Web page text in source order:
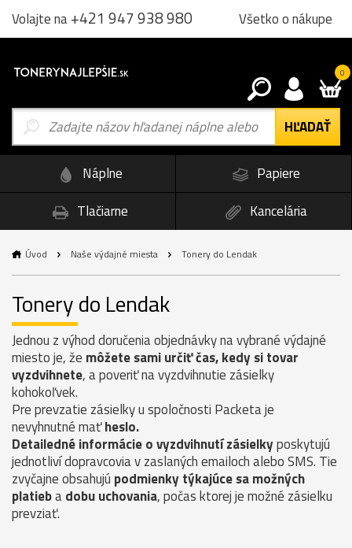
Volajte na+421 947 938 980 Všetko o nákupe
0
Náplne
Papiere
Tlačiarne
Kancelária
Úvod Naše výdajné miesta Tonery do Lendak
Tonery do Lendak
Jednou z výhod doručenia objednávky na vybrané výdajné
miesto je, že môžete sami určiť čas, kedy si tovar
vyzdvihnete, a poveriť na vyzdvihnutie zásielky
kohokoľvek.
Pre prevzatie zásielky u spoločnosti Packeta je
nevyhnutné maťheslo.
Detailedné informácie o vyzdvihnutí zásielkyposkytujú
jednotliví dopravcovia v zaslaných emailoch alebo SMS. Tie
zvyčajne obsahujú podmienky týkajúce sa možných
platiebadobu uchovania, počas ktorej je možné zásielku
prevziať.